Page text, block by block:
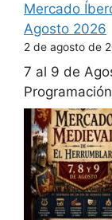
Mercado
Agosto 2026
2 de agosto de
7 al 9 de